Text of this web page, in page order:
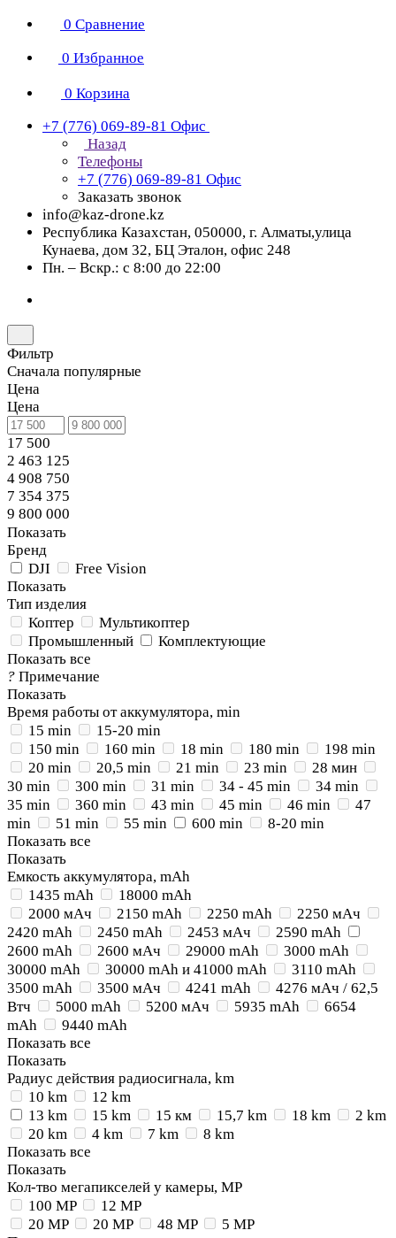
0 Сравнение
0 Избранное
0 Корзина
+7 (776) 069-89-81 Офис
Назад
Телефоны
+7 (776) 069-89-81 Офис
Заказать звонок
info@kaz-drone.kz
Республика Казахстан, 050000, г. Алматы,улица
Кунаева, дом 32, БЦ Эталон, офис 248
Пн. – Вскр.: с 8:00 до 22:00
Фильтр
Сначала популярные
Цена
Цена
17 500
2 463 125
4 908 750
7 354 375
9 800 000
Показать
Бренд
DJI
Free Vision
Показать
Тип изделия
Коптер
Мультикоптер
Промышленный
Комплектующие
Показать все
? Примечание
Показать
Время работы от аккумулятора, min
15 min
15-20 min
150 min
160 min 18 min 180 min
198 min
20 min
20,5 min 21 min 23 min
28 мин
30 min
300 min 31 min 34 - 45 min
34 min
35 min
360 min 43 min 45 min 46 min
47
min
51 min 55 min 600 min
8-20 min
Показать все
Показать
Емкость аккумулятора, mAh
1435 mAh
18000 mAh
2000 мАч
2150 mAh 2250 mAh
2250 мАч
2420 mAh
2450 mAh 2453 мАч
2590 mAh
2600 mAh
2600 мАч 29000 mAh
3000 mAh
30000 mAh
30000 mAh и 41000 mAh
3110 mAh
3500 mAh
3500 мАч 4241 mAh
4276 мАч / 62,5
Втч
5000 mAh 5200 мАч 5935 mAh
6654
mAh
9440 mAh
Показать все
Показать
Радиус действия радиосигнала, km
10 km
12 km
13 km
15 km 15 км 15,7 km 18 km
2 km
20 km
4 km 7 km
8 km
Показать все
Показать
Кол-тво мегапикселей у камеры, MP
100 MP
12 MP
20 MP
20 MP 48 MP
5 MP